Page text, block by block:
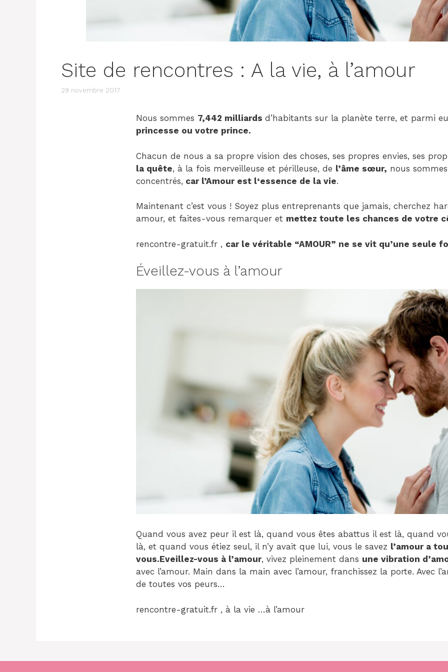
Child
(generatepress_child)
Parent
GeneratePress
Site de rencontres : A la vie, à l’amour
29 novembre 2017
Nous sommes 7,442 milliards d’habitants sur la planète terre, et parmi
princesse ou votre prince.
Chacun de nous a sa propre vision des choses, ses propres envies, ses
la quête, à la fois merveilleuse et périlleuse, de l’âme sœur, nous
concentrés, car l’Amour est l‘essence de la vie.
Maintenant c’est vous ! Soyez plus entreprenants que jamais, cherchez
amour, et faites-vous remarquer et mettez toute les chances de votre
rencontre-gratuit.fr , car le véritable “AMOUR” ne se vit qu’une seule
Éveillez-vous à l’amour
Quand vous avez peur il est là, quand vous êtes abattus il est là, quand
là, et quand vous étiez seul, il n’y avait que lui, vous le savez l’amour a
vous.Eveillez-vous à l’amour, vivez pleinement dans une vibration
avec l’amour. Main dans la main avec l’amour, franchissez la porte. Avec
de toutes vos peurs…
rencontre-gratuit.fr , à la vie …à l’amour